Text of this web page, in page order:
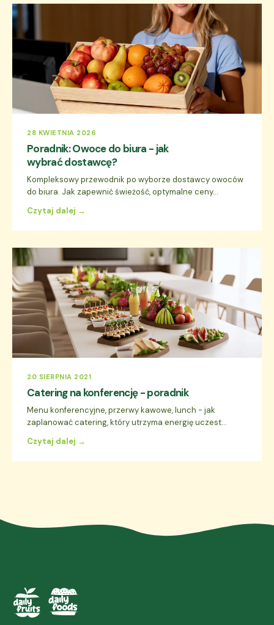
28 KWIETNIA 2026
Poradnik: Owoce do biura - jak
wybrać dostawcę?
Kompleksowy przewodnik po wyborze dostawcy owoców
do biura. Jak zapewnić świeżość, optymalne ceny...
Czytaj dalej →
20 SIERPNIA 2021
Catering na konferencję - poradnik
Menu konferencyjne, przerwy kawowe, lunch - jak
zaplanować catering, który utrzyma energię uczest...
Czytaj dalej →